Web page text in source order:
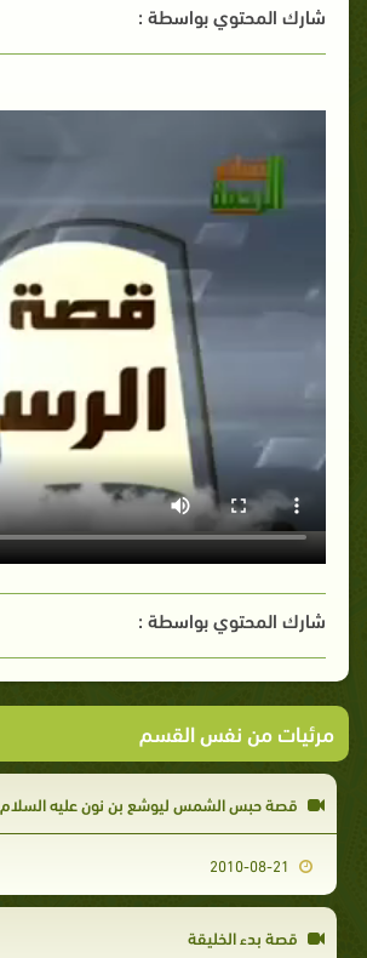
شارك المحتوي بواسطة :
شارك المحتوي بواسطة :
مرئيات من نفس القسم
قصة حبس الشمس ليوشع بن نون عليه السلام
قصة بدء الخليقة